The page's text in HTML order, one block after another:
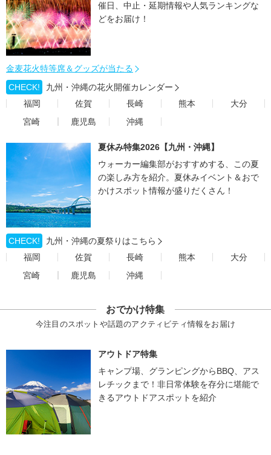
催日、中止・延期情報や人気ランキングな
どをお届け！
金麦花火特等席＆グッズが当たる
CHECK!
九州・沖縄の花火開催カレンダー
福岡
佐賀 長崎 熊本
大分
宮崎
鹿児島 沖縄
夏休み特集2026【九州・沖縄】
ウォーカー編集部がおすすめする、この夏
の楽しみ方を紹介。夏休みイベント＆おで
かけスポット情報が盛りだくさん！
CHECK!
九州・沖縄の夏祭りはこちら
福岡
佐賀 長崎 熊本
大分
宮崎
鹿児島 沖縄
おでかけ特集
今注目のスポットや話題のアクティビティ情報をお届け
アウトドア特集
キャンプ場、グランピングからBBQ、アス
レチックまで！非日常体験を存分に堪能で
きるアウトドアスポットを紹介